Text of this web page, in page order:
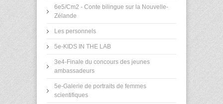
6e5/Cm2 - Conte bilingue sur la Nouvelle-
Zélande
Les personnels
5e-KIDS IN THE LAB
3e4-Finale du concours des jeunes
ambassadeurs
5e-Galerie de portraits de femmes
scientifiques